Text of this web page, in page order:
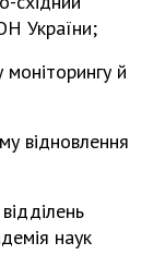
України;
й
відновлення
наук